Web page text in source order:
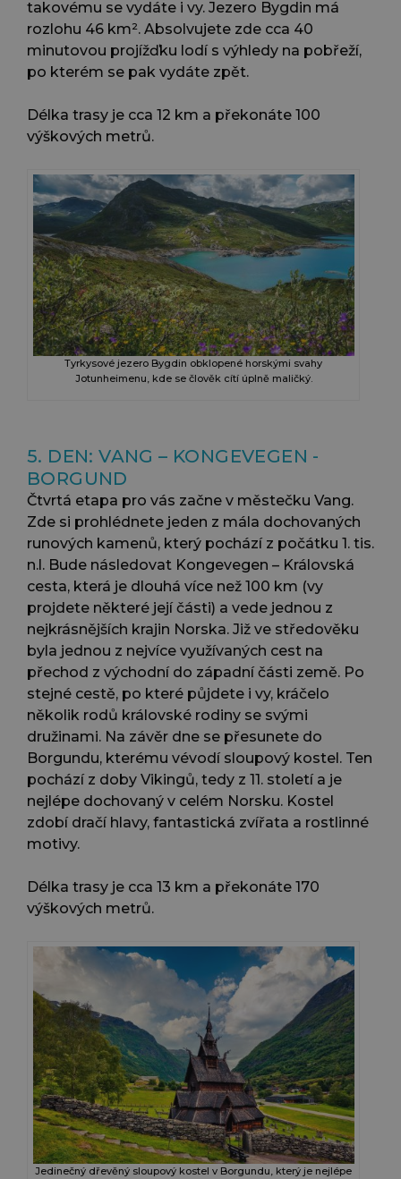
takovému se vydáte i vy. Jezero Bygdin má
rozlohu 46 km². Absolvujete zde cca 40
minutovou projížďku lodí s výhledy na pobřeží,
po kterém se pak vydáte zpět.
Délka trasy je cca 12 km a překonáte 100
výškových metrů.
Tyrkysové jezero Bygdin obklopené horskými svahy
Jotunheimenu, kde se člověk cítí úplně maličký.
5. DEN: VANG – KONGEVEGEN -
BORGUND
Čtvrtá etapa pro vás začne v městečku Vang.
Zde si prohlédnete jeden z mála dochovaných
runových kamenů, který pochází z počátku 1. tis.
n.l. Bude následovat Kongevegen – Královská
cesta, která je dlouhá více než 100 km (vy
projdete některé její části) a vede jednou z
nejkrásnějších krajin Norska. Již ve středověku
byla jednou z nejvíce využívaných cest na
přechod z východní do západní části země. Po
stejné cestě, po které půjdete i vy, kráčelo
několik rodů královské rodiny se svými
družinami. Na závěr dne se přesunete do
Borgundu, kterému vévodí sloupový kostel. Ten
pochází z doby Vikingů, tedy z 11. století a je
nejlépe dochovaný v celém Norsku. Kostel
zdobí dračí hlavy, fantastická zvířata a rostlinné
motivy.
Délka trasy je cca 13 km a překonáte 170
výškových metrů.
Jedinečný dřevěný sloupový kostel v Borgundu, který je nejlépe